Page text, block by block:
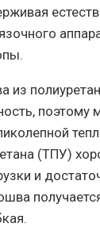
из
поэтому
(ТПУ)
и